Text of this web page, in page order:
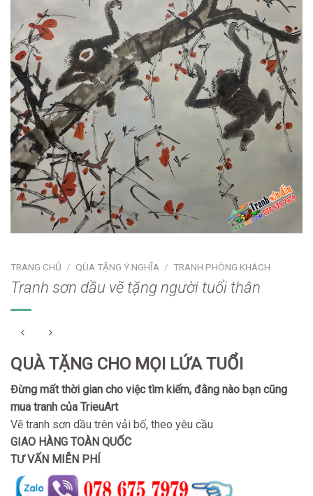
TRANG CHỦ / QÙA TẶNG Ý NGHĨA / TRANH PHÒNG KHÁCH
Tranh sơn dầu vẽ tặng người tuổi thân
QUÀ TẶNG CHO MỌI LỨA TUỔI
Đừng mất thời gian cho việc tìm kiếm, đằng nào bạn cũng
mua tranh của TrieuArt
Vẽ tranh sơn dầu trên vải bố, theo yêu cầu
GIAO HÀNG TOÀN QUỐC
TƯ VẤN MIỄN PHÍ